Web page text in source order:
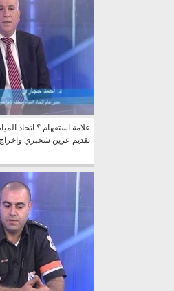
علامة استفهام ؟ اتحاد
تقديم عرين شحبري واخراج